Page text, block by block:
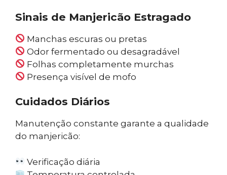
Sinais de Manjericão Estragado
Manchas escuras ou pretas
Odor fermentado ou desagradável
Folhas completamente murchas
Presença visível de mofo
Cuidados Diários
Manutenção constante garante a qualidade
do manjericão:
Verificação diária